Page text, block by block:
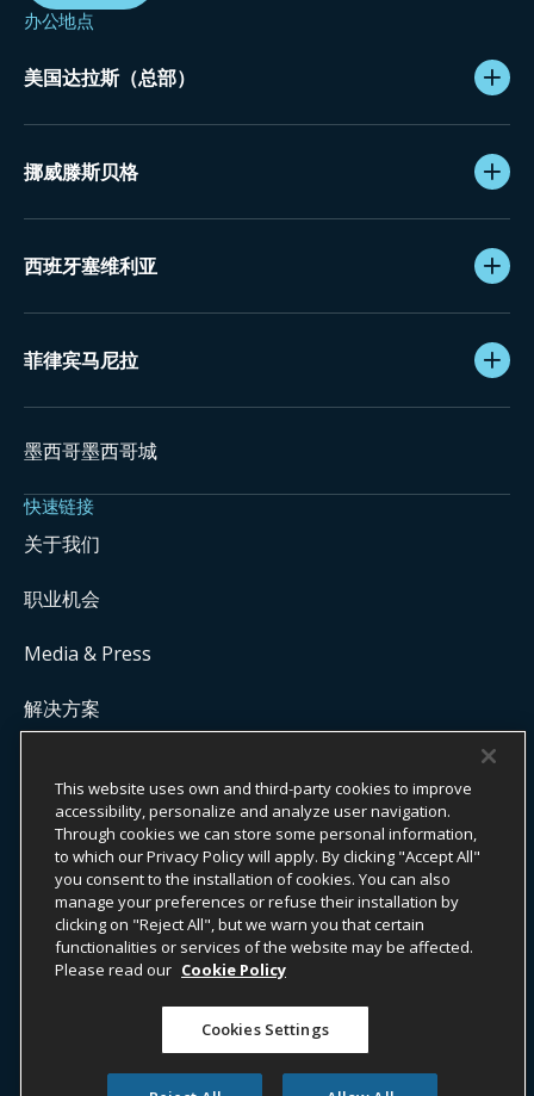
办公地点
美国达拉斯（总部）
挪威滕斯贝格
西班牙塞维利亚
菲律宾马尼拉
墨西哥墨西哥城
快速链接
关于我们
职业机会
Media & Press
解决方案
版权所有 ©2026ONYX CENTERSOURCE。保留所有权利。
Onyx CenterSource 并非银行机构。所有支付服务均由与 Onyx
CenterSource 合作的持牌金融机构提供并处理。
Do Not Sell or Share My Personal Information
Accessibility Statement
举报人信息 透明度法案
This website uses own and third-party cookies to improve
accessibility, personalize and analyze user navigation.
Through cookies we can store some personal information,
to which our Privacy Policy will apply. By clicking "Accept All"
you consent to the installation of cookies. You can also
manage your preferences or refuse their installation by
clicking on "Reject All", but we warn you that certain
functionalities or services of the website may be affected.
Please read our Cookie Policy
Cookies Settings